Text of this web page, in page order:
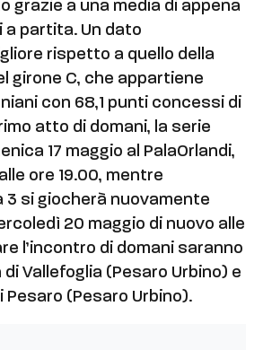
grazie a una media di appena
a partita. Un dato
rispetto a quello della
girone C, che appartiene
con 68,1 punti concessi di
atto di domani, la serie
17 maggio al PalaOrlandi,
ore 19.00, mentre
3 si giocherà nuovamente
20 maggio di nuovo alle
l’incontro di domani saranno
di Vallefoglia (Pesaro Urbino) e
(Pesaro Urbino).